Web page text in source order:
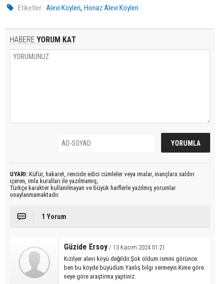
Etiketler : Alevi Köyleri,Honaz Alevi Köyleri
HABERE YORUM KAT
UYARI: Küfür, hakaret, rencide edici cümleler veya imalar, inançlara saldırı
içeren, imla kuralları ile yazılmamış,
Türkçe karakter kullanılmayan ve büyük harflerle yazılmış yorumlar
onaylanmamaktadır.
1 Yorum
Güzide Ersoy / 13 Kasım 2024 01:21
Kızılyer alevi köyü değildir.Şok oldum ismini görünce
ben bu köyde büyüdüm.Yanliş bilgi vermeyin.Kıme göre
neye göre araştirma yaptiniz.